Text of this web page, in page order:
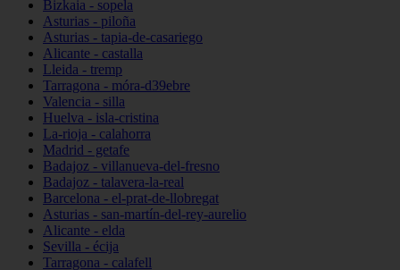
Bizkaia - sopela
Asturias - piloña
Asturias - tapia-de-casariego
Alicante - castalla
Lleida - tremp
Tarragona - móra-d39ebre
Valencia - silla
Huelva - isla-cristina
La-rioja - calahorra
Madrid - getafe
Badajoz - villanueva-del-fresno
Badajoz - talavera-la-real
Barcelona - el-prat-de-llobregat
Asturias - san-martín-del-rey-aurelio
Alicante - elda
Sevilla - écija
Tarragona - calafell